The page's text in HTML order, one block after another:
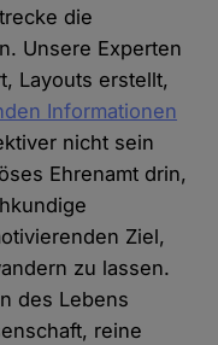
die
Unsere Experten
Layouts erstellt,
Informationen
nicht sein
Ehrenamt drin,
Ziel,
zu lassen.
des Lebens
reine